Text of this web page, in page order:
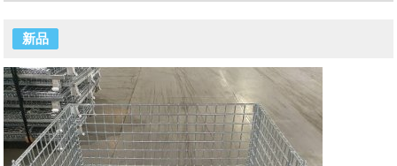
新品